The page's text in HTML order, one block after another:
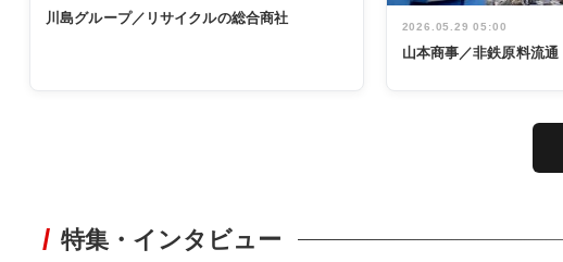
川島グループ／リサイクルの総合商社
2026.05.29 05:00
山本商事／非鉄原料流通
特集・インタビュー